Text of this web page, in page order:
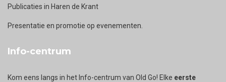
Publicaties in Haren de Krant
Presentatie en promotie op evenementen.
Info-centrum
Kom eens langs in het Info-centrum van Old Go! Elke eerste